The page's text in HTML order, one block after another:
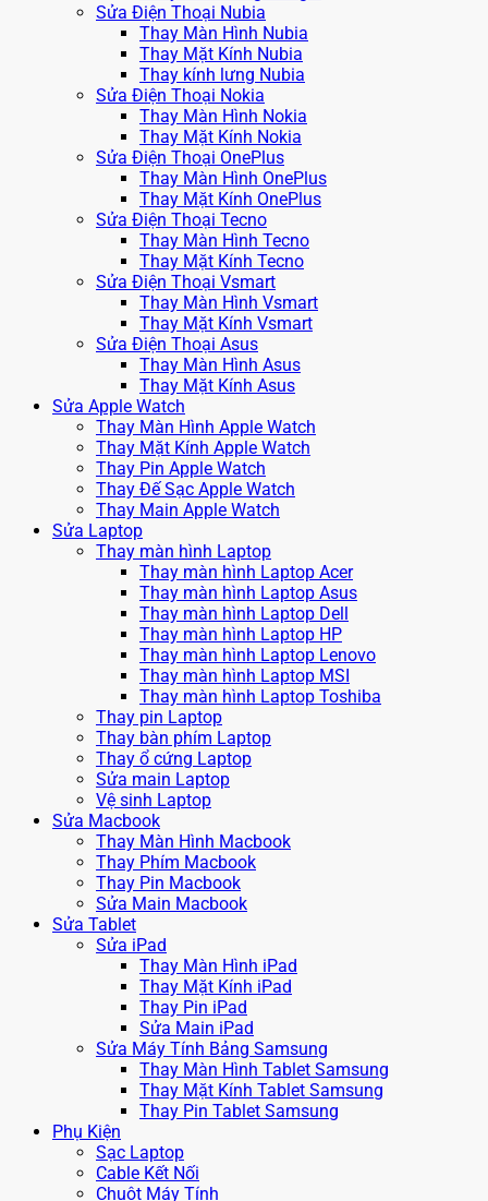
Sửa Điện Thoại Nubia
Thay Màn Hình Nubia
Thay Mặt Kính Nubia
Thay kính lưng Nubia
Sửa Điện Thoại Nokia
Thay Màn Hình Nokia
Thay Mặt Kính Nokia
Sửa Điện Thoại OnePlus
Thay Màn Hình OnePlus
Thay Mặt Kính OnePlus
Sửa Điện Thoại Tecno
Thay Màn Hình Tecno
Thay Mặt Kính Tecno
Sửa Điện Thoại Vsmart
Thay Màn Hình Vsmart
Thay Mặt Kính Vsmart
Sửa Điện Thoại Asus
Thay Màn Hình Asus
Thay Mặt Kính Asus
Sửa Apple Watch
Thay Màn Hình Apple Watch
Thay Mặt Kính Apple Watch
Thay Pin Apple Watch
Thay Đế Sạc Apple Watch
Thay Main Apple Watch
Sửa Laptop
Thay màn hình Laptop
Thay màn hình Laptop Acer
Thay màn hình Laptop Asus
Thay màn hình Laptop Dell
Thay màn hình Laptop HP
Thay màn hình Laptop Lenovo
Thay màn hình Laptop MSI
Thay màn hình Laptop Toshiba
Thay pin Laptop
Thay bàn phím Laptop
Thay ổ cứng Laptop
Sửa main Laptop
Vệ sinh Laptop
Sửa Macbook
Thay Màn Hình Macbook
Thay Phím Macbook
Thay Pin Macbook
Sửa Main Macbook
Sửa Tablet
Sửa iPad
Thay Màn Hình iPad
Thay Mặt Kính iPad
Thay Pin iPad
Sửa Main iPad
Sửa Máy Tính Bảng Samsung
Thay Màn Hình Tablet Samsung
Thay Mặt Kính Tablet Samsung
Thay Pin Tablet Samsung
Phụ Kiện
Sạc Laptop
Cable Kết Nối
Chuột Máy Tính